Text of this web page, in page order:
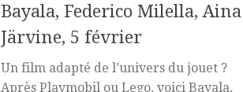
Bayala, Federico Milella, Aina
Järvine, 5 février
Un film adapté de l’univers du jouet ?
Après Playmobil ou Lego, voici Bayala,